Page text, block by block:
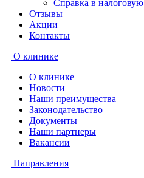
Справка в налоговую
Отзывы
Акции
Контакты
О клинике
О клинике
Новости
Наши преимущества
Законодательство
Документы
Наши партнеры
Вакансии
Направления